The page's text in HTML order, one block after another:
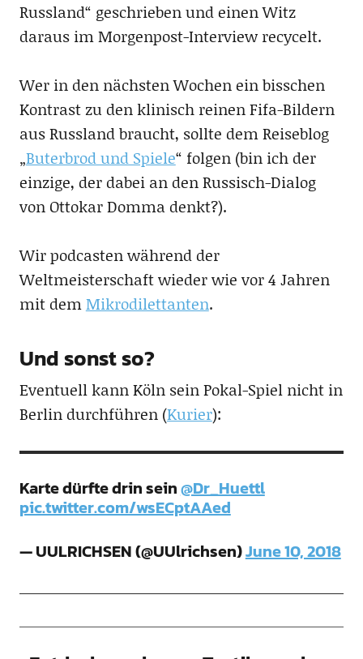
Russland“ geschrieben und einen Witz
daraus im Morgenpost-Interview recycelt.
Wer in den nächsten Wochen ein bisschen
Kontrast zu den klinisch reinen Fifa-Bildern
aus Russland braucht, sollte dem Reiseblog
„Buterbrod und Spiele“ folgen (bin ich der
einzige, der dabei an den Russisch-Dialog
von Ottokar Domma denkt?).
Wir podcasten während der
Weltmeisterschaft wieder wie vor 4 Jahren
mit demMikrodilettanten.
Und sonst so?
Eventuell kann Köln sein Pokal-Spiel nicht in
Berlin durchführen (Kurier):
Karte dürfte drin sein@Dr_Huettl
pic.twitter.com/wsECptAAed
— UULRICHSEN (@UUlrichsen)June 10, 2018